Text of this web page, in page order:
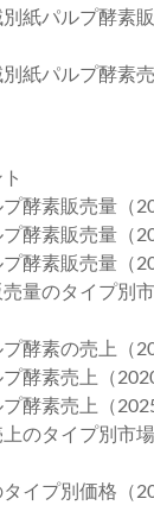
紙パルプ酵素
紙パルプ酵素
酵素販売量（
酵素販売量（
酵素販売量（
量のタイプ別
酵素の売上（
酵素売上（
酵素売上（
のタイプ別市
イプ別価格（